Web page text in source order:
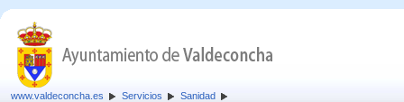
www.valdeconcha.es Servicios Sanidad